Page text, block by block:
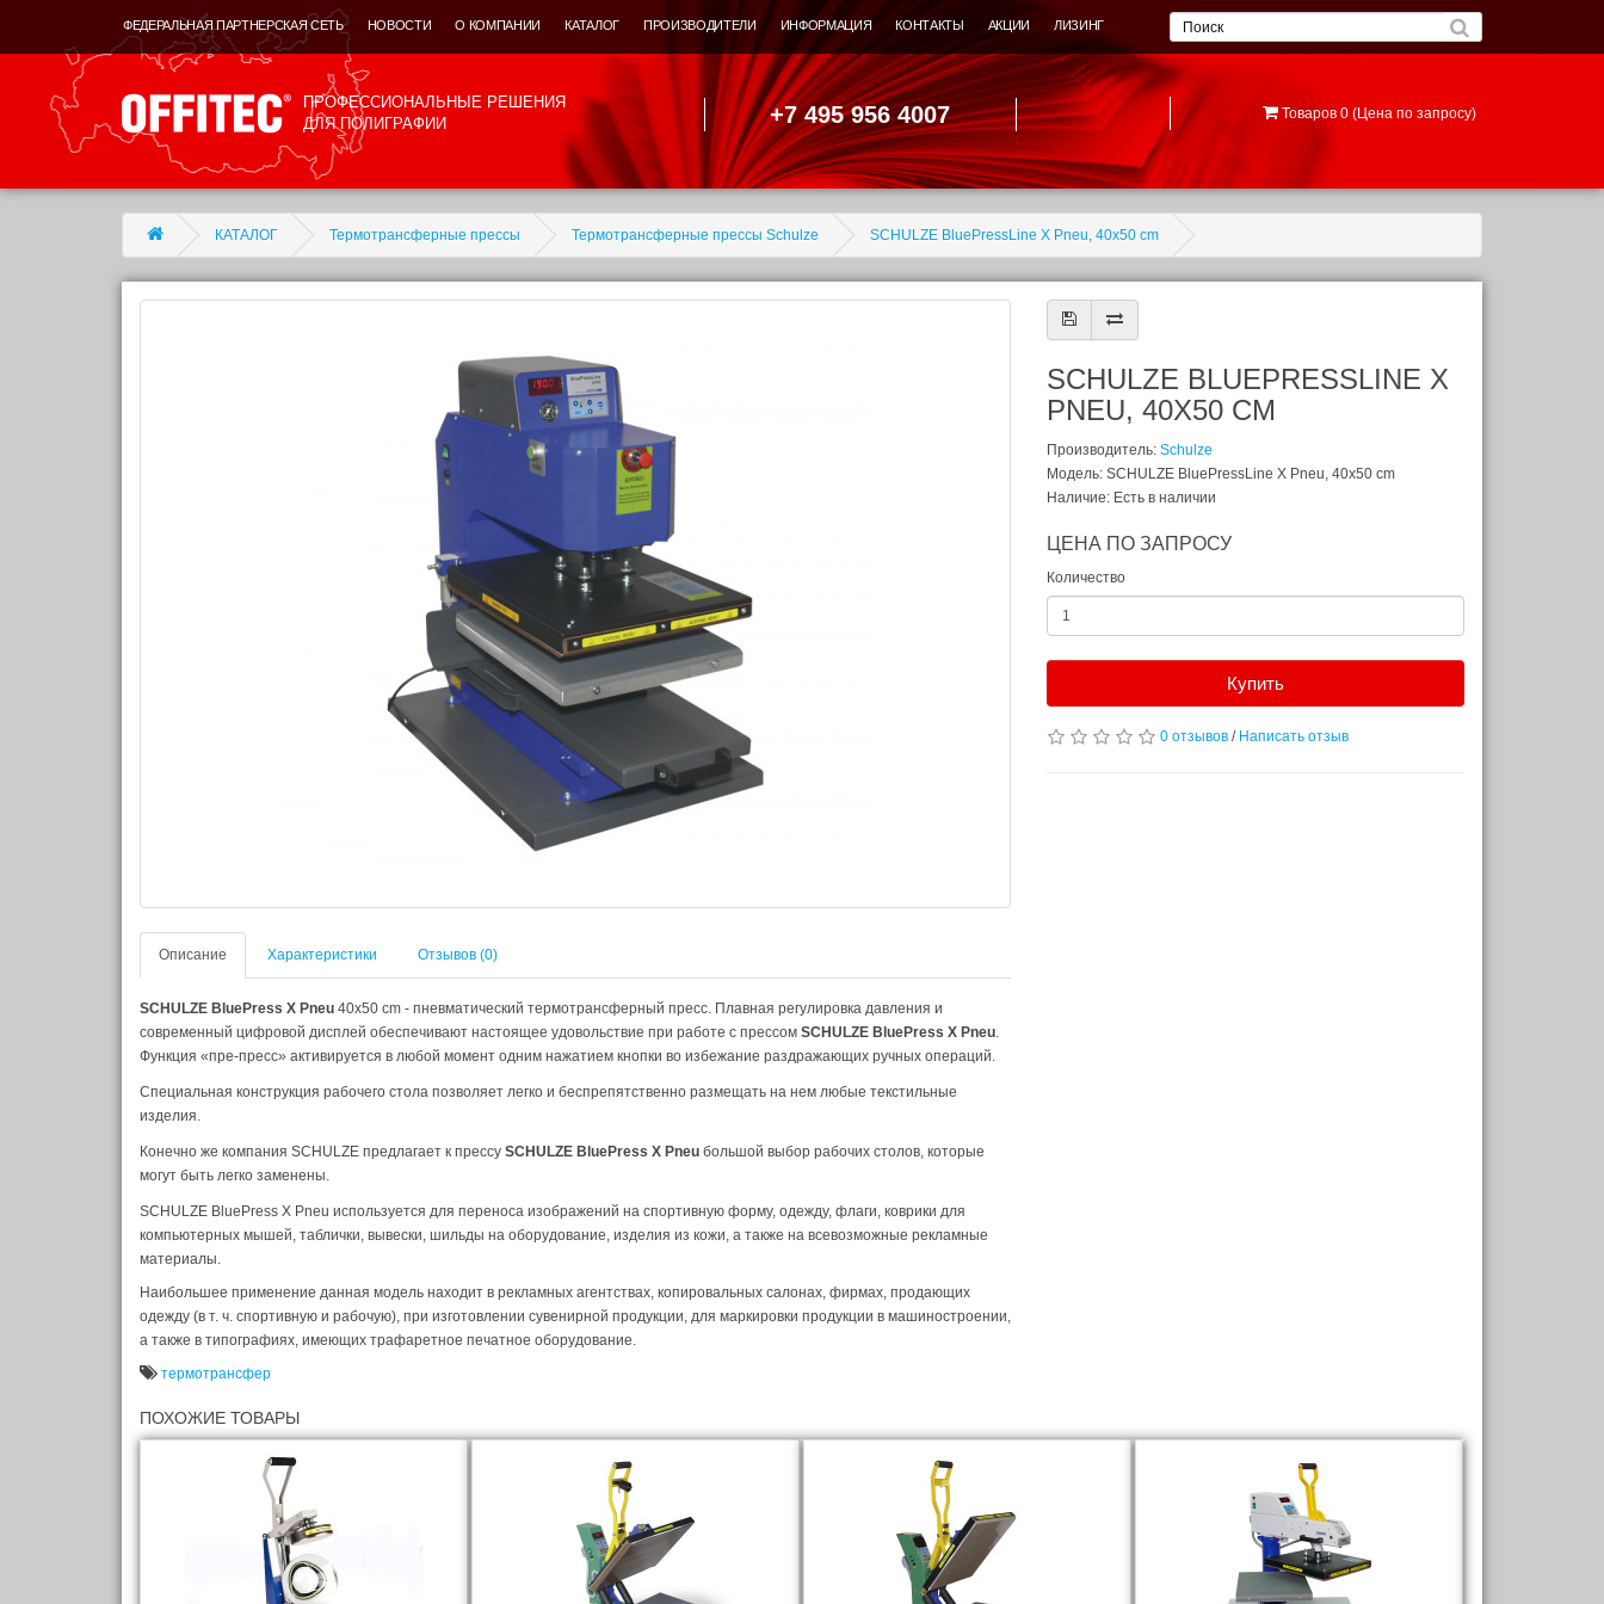
ФЕДЕРАЛЬНАЯ ПАРТНЕРСКАЯ СЕТЬ НОВОСТИ О КОМПАНИИ КАТАЛОГ ПРОИЗВОДИТЕЛИ ИНФОРМАЦИЯ КОНТАКТЫ АКЦИИ ЛИЗИНГ
ПРОФЕССИОНАЛЬНЫЕ РЕШЕНИЯ
ДЛЯ ПОЛИГРАФИИ
+7 495 956 4007 Товаров 0 (Цена по запросу)
КАТАЛОГ Термотрансферные прессы Термотрансферные прессы Schulze SCHULZE BluePressLine X Pneu, 40x50 cm
Описание Характеристики Отзывов (0)
SCHULZE BluePress X Pneu 40x50 cm - пневматический термотрансферный пресс. Плавная регулировка давления и
современный цифровой дисплей обеспечивают настоящее удовольствие при работе с прессом SCHULZE BluePress X Pneu.
Функция «пре-пресс» активируется в любой момент одним нажатием кнопки во избежание раздражающих ручных операций.
Специальная конструкция рабочего стола позволяет легко и беспрепятственно размещать на нем любые текстильные
изделия.
Конечно же компания SCHULZE предлагает к прессу SCHULZE BluePress X Pneu большой выбор рабочих столов, которые
могут быть легко заменены.
SCHULZE BluePress X Pneu используется для переноса изображений на спортивную форму, одежду, флаги, коврики для
компьютерных мышей, таблички, вывески, шильды на оборудование, изделия из кожи, а также на всевозможные рекламные
материалы.
Наибольшее применение данная модель находит в рекламных агентствах, копировальных салонах, фирмах, продающих
одежду (в т. ч. спортивную и рабочую), при изготовлении сувенирной продукции, для маркировки продукции в машиностроении,
а также в типографиях, имеющих трафаретное печатное оборудование.
SCHULZE BLUEPRESSLINE X
PNEU, 40X50 CM
Производитель: Schulze
Модель: SCHULZE BluePressLine X Pneu, 40x50 cm
Наличие: Есть в наличии
ЦЕНА ПО ЗАПРОСУ
Количество
Купить
0 отзывов / Написать отзыв
термотрансфер
ПОХОЖИЕ ТОВАРЫ